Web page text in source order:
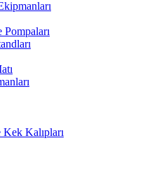
Kalıpları